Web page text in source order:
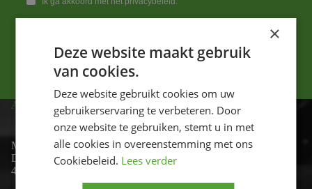
ADRES
Motor-id
De Lind 17
4841 KC Prinsenbeek
×
Deze website maakt gebruik
van cookies.
Deze website gebruikt cookies om uw
gebruikerservaring te verbeteren. Door
onze website te gebruiken, stemt u in met
alle cookies in overeenstemming met ons
Cookiebeleid. Lees verder